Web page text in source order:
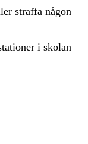
straffa någon
i skolan